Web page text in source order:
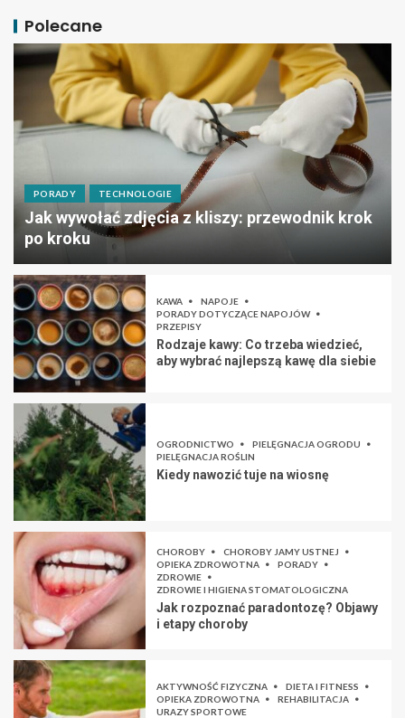
Polecane
PORADY TECHNOLOGIE
Jak wywołać zdjęcia z kliszy: przewodnik krok
po kroku
KAWA
NAPOJE
PORADY DOTYCZĄCE NAPOJÓW
PRZEPISY
Rodzaje kawy: Co trzeba wiedzieć,
aby wybrać najlepszą kawę dla siebie
OGRODNICTWO
PIELĘGNACJA OGRODU
PIELĘGNACJA ROŚLIN
Kiedy nawozić tuje na wiosnę
CHOROBY
CHOROBY JAMY USTNEJ
OPIEKA ZDROWOTNA
PORADY
ZDROWIE
ZDROWIE I HIGIENA STOMATOLOGICZNA
Jak rozpoznać paradontozę? Objawy
i etapy choroby
AKTYWNOŚĆ FIZYCZNA
DIETA I FITNESS
OPIEKA ZDROWOTNA
REHABILITACJA
URAZY SPORTOWE